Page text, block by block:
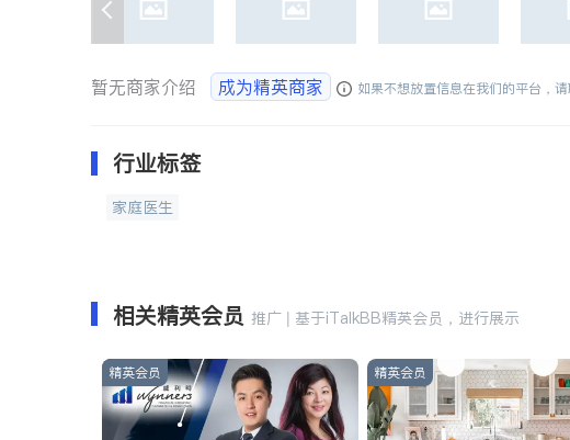
暂无商家介绍 成为精英商家 如果不想放置信息在我们的平台，
行业标签
家庭医生
相关精英会员 推广 | 基于iTalkBB精英会员，进行展示
精英会员 精英会员